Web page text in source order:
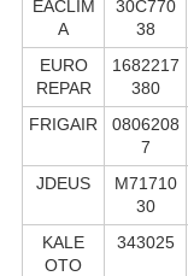
EACLIM
A
30C770
38
EURO
REPAR
1682217
380
FRIGAIR
0806208
7
JDEUS
M71710
30
KALE
OTO
343025